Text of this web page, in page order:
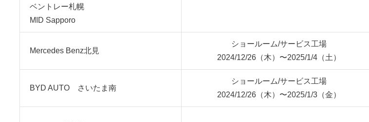
ベントレー札幌
MID Sapporo
Mercedes Benz北見
ショールーム/サービス工場
2024/12/26（木）〜2025/1/4（土）
BYD AUTO さいたま南
ショールーム/サービス工場
2024/12/26（木）〜2025/1/3（金）